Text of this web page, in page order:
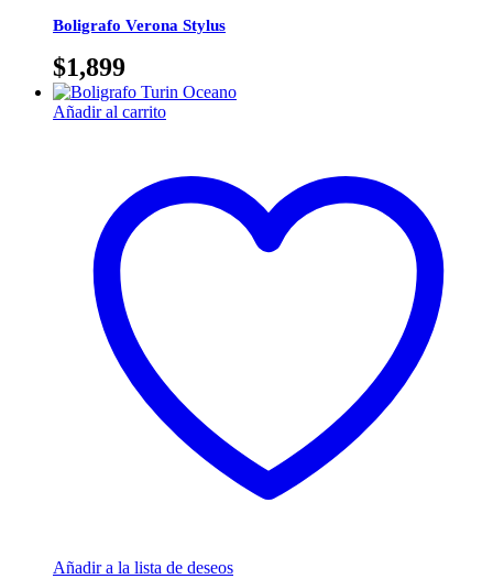
Boligrafo Verona Stylus
$1,899
Añadir al carrito
Añadir a la lista de deseos